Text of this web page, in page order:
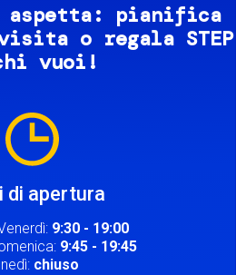
aspetta: pianifica
o regala STEP
vuoi!
di apertura
9:30 - 19:00
9:45 - 19:45
chiuso